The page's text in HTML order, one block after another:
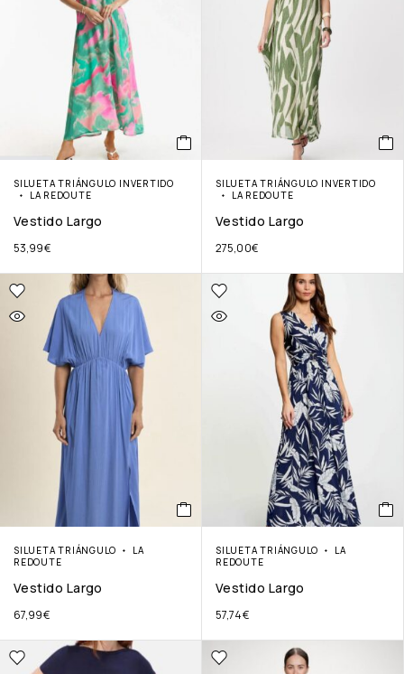
SILUETA TRIÁNGULO INVERTIDO
LA REDOUTE
Vestido Largo
53,99€
SILUETA TRIÁNGULO INVERTIDO
LA REDOUTE
Vestido Largo
275,00€
SILUETA TRIÁNGULO
LA
REDOUTE
Vestido Largo
67,99€
SILUETA TRIÁNGULO
LA
REDOUTE
Vestido Largo
57,74€